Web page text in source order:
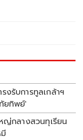
รับการทูลเกล้าฯ
ยทิพย์'
ญ่กลางสวนทุเรียน